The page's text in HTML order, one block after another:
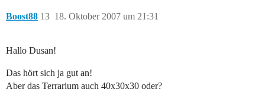
Boost88 18. Oktober 2007 um 21:31
13
Hallo Dusan!
Das hört sich ja gut an!
Aber das Terrarium auch 40x30x30 oder?